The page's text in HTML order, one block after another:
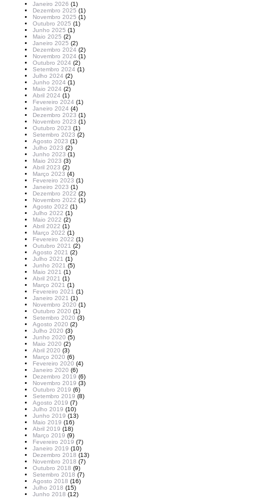
Janeiro 2026 (1)
Dezembro 2025 (1)
Novembro 2025 (1)
Outubro 2025 (1)
Junho 2025 (1)
Maio 2025 (2)
Janeiro 2025 (2)
Dezembro 2024 (2)
Novembro 2024 (1)
Outubro 2024 (2)
Setembro 2024 (1)
Julho 2024 (2)
Junho 2024 (1)
Maio 2024 (2)
Abril 2024 (1)
Fevereiro 2024 (1)
Janeiro 2024 (4)
Dezembro 2023 (1)
Novembro 2023 (1)
Outubro 2023 (1)
Setembro 2023 (2)
Agosto 2023 (1)
Julho 2023 (2)
Junho 2023 (1)
Maio 2023 (3)
Abril 2023 (2)
Março 2023 (4)
Fevereiro 2023 (1)
Janeiro 2023 (1)
Dezembro 2022 (2)
Novembro 2022 (1)
Agosto 2022 (1)
Julho 2022 (1)
Maio 2022 (2)
Abril 2022 (1)
Março 2022 (1)
Fevereiro 2022 (1)
Outubro 2021 (2)
Agosto 2021 (2)
Julho 2021 (1)
Junho 2021 (5)
Maio 2021 (1)
Abril 2021 (1)
Março 2021 (1)
Fevereiro 2021 (1)
Janeiro 2021 (1)
Novembro 2020 (1)
Outubro 2020 (1)
Setembro 2020 (3)
Agosto 2020 (2)
Julho 2020 (3)
Junho 2020 (5)
Maio 2020 (2)
Abril 2020 (3)
Março 2020 (6)
Fevereiro 2020 (4)
Janeiro 2020 (6)
Dezembro 2019 (6)
Novembro 2019 (3)
Outubro 2019 (6)
Setembro 2019 (8)
Agosto 2019 (7)
Julho 2019 (10)
Junho 2019 (13)
Maio 2019 (16)
Abril 2019 (18)
Março 2019 (9)
Fevereiro 2019 (7)
Janeiro 2019 (10)
Dezembro 2018 (13)
Novembro 2018 (7)
Outubro 2018 (9)
Setembro 2018 (7)
Agosto 2018 (16)
Julho 2018 (15)
Junho 2018 (12)